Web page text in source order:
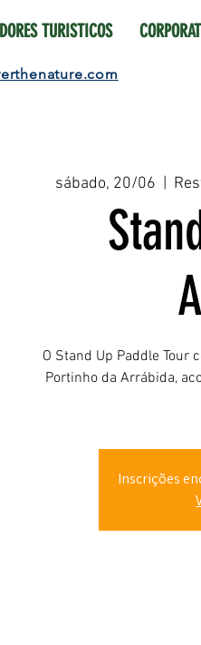
TURISTICOS
sábado, 20/06
O Stand Up Paddle Tour
Portinho da Arrábida,
Inscrições